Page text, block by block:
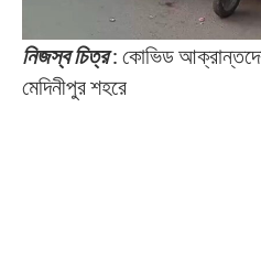
নিজস্ব চিত্র: কোভিড আক্রান্তদের
মেদিনীপুর শহরে